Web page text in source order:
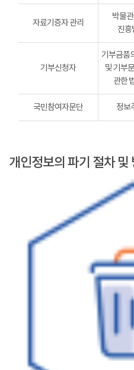
자료기증자 관리
박물
진흥
기부신청자
기부금품
및 기부
관한
국민참여자문단 정보
개인정보의 파기 절차 및